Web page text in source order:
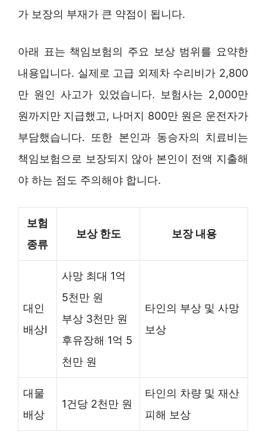
가 보장의 부재가 큰 약점이 됩니다.
아래 표는 책임보험의 주요 보상 범위를 요약한
내용입니다. 실제로 고급 외제차 수리비가 2,800
만 원인 사고가 있었습니다. 보험사는 2,000만
원까지만 지급했고, 나머지 800만 원은 운전자가
부담했습니다. 또한 본인과 동승자의 치료비는
책임보험으로 보장되지 않아 본인이 전액 지출해
야 하는 점도 주의해야 합니다.
보험
종류
보상 한도 보장 내용
대인
배상Ⅰ
사망 최대 1억
5천만 원
부상 3천만 원
후유장해 1억 5
천만 원
타인의 부상 및 사망
보상
대물
배상
1건당 2천만 원
타인의 차량 및 재산
피해 보상